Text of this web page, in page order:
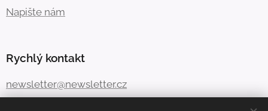
Napište nám
Rychlý kontakt
newsletter@newsletter.cz